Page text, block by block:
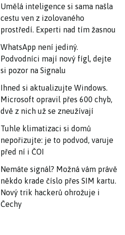
Umělá inteligence si sama našla
cestu ven z izolovaného
prostředí. Experti nad tím žasnou
WhatsApp není jediný.
Podvodníci mají nový fígl, dejte
si pozor na Signalu
Ihned si aktualizujte Windows.
Microsoft opravil přes 600 chyb,
dvě z nich už se zneužívají
Tuhle klimatizaci si domů
nepořizujte: je to podvod, varuje
před ní i ČOI
Nemáte signál? Možná vám právě
někdo krade číslo přes SIM kartu.
Nový trik hackerů ohrožuje i
Čechy